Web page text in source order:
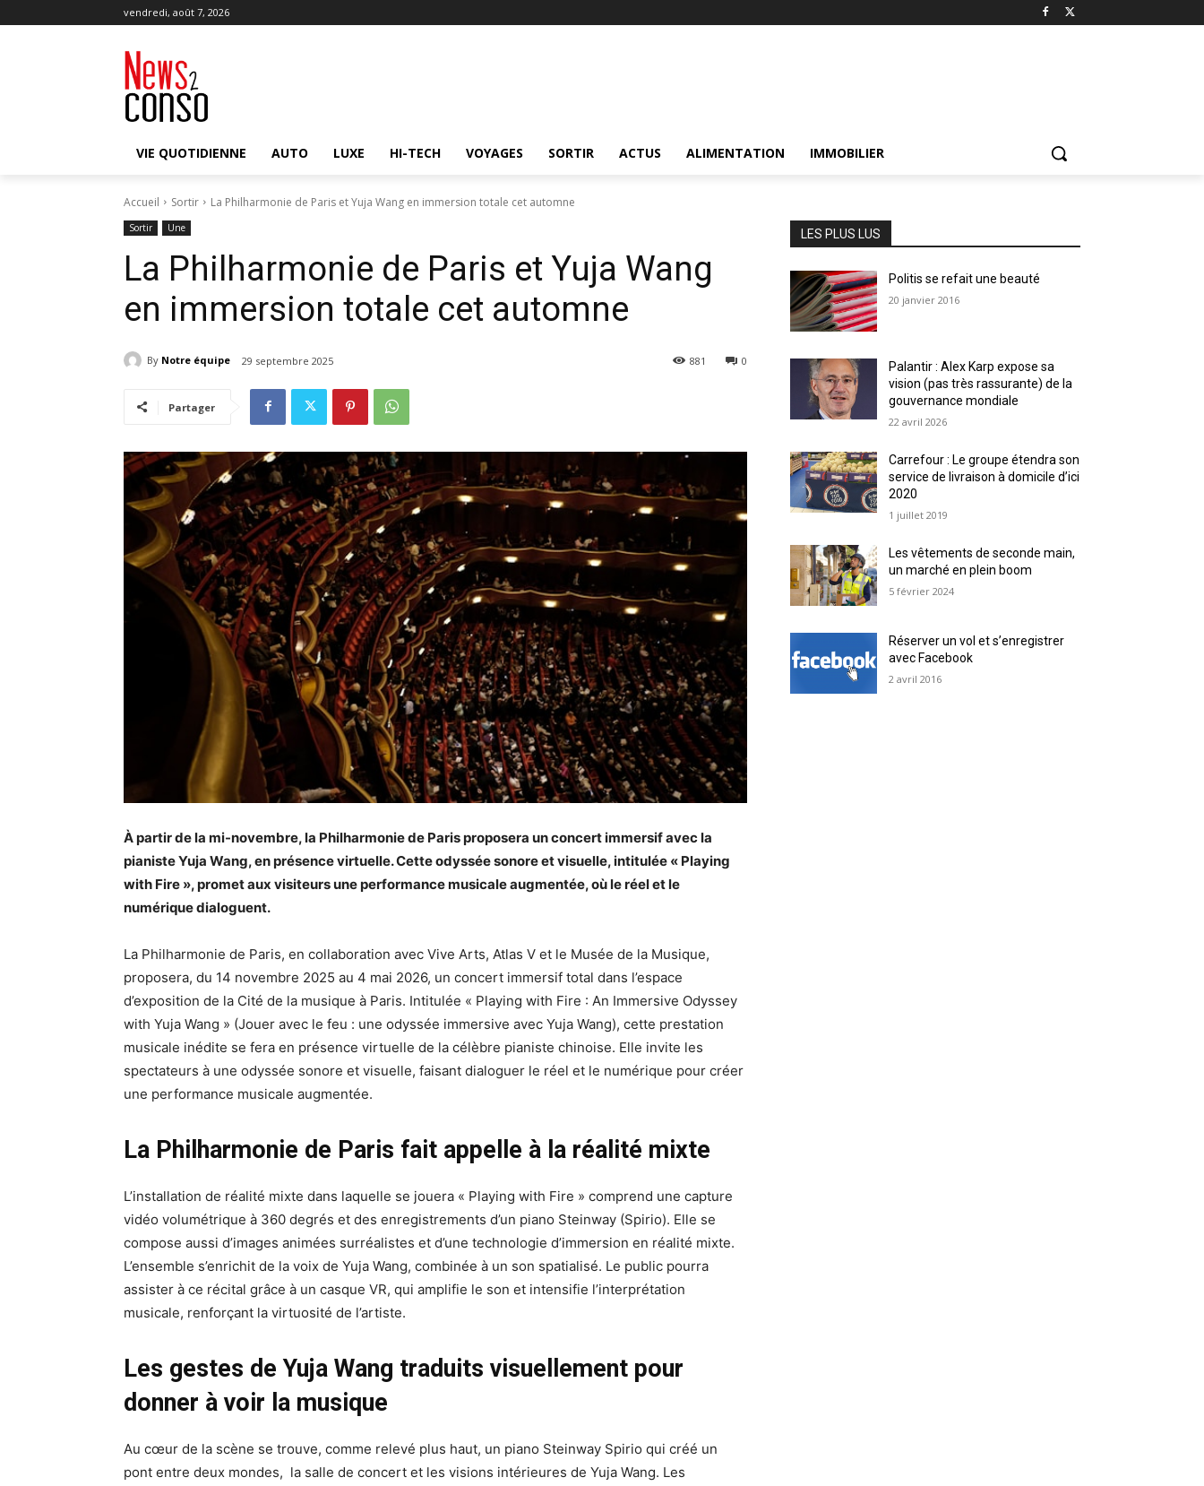
vendredi, août 7, 2026
VIE QUOTIDIENNE AUTO LUXE HI-TECH VOYAGES SORTIR ACTUS ALIMENTATION IMMOBILIER
Accueil Sortir La Philharmonie de Paris et Yuja Wang en immersion totale cet automne
Sortir Une
La Philharmonie de Paris et Yuja Wang
en immersion totale cet automne
By Notre équipe 29 septembre 2025 0
881
Partager
À partir de la mi-novembre, la Philharmonie de Paris proposera un concert immersif avec la
pianiste Yuja Wang, en présence virtuelle. Cette odyssée sonore et visuelle, intitulée « Playing
with Fire », promet aux visiteurs une performance musicale augmentée, où le réel et le
numérique dialoguent.
La Philharmonie de Paris, en collaboration avec Vive Arts, Atlas V et le Musée de la Musique,
proposera, du 14 novembre 2025 au 4 mai 2026, un concert immersif total dans l’espace
d’exposition de la Cité de la musique à Paris. Intitulée « Playing with Fire : An Immersive Odyssey
with Yuja Wang » (Jouer avec le feu : une odyssée immersive avec Yuja Wang), cette prestation
musicale inédite se fera en présence virtuelle de la célèbre pianiste chinoise. Elle invite les
spectateurs à une odyssée sonore et visuelle, faisant dialoguer le réel et le numérique pour créer
une performance musicale augmentée.
La Philharmonie de Paris fait appelle à la réalité mixte
L’installation de réalité mixte dans laquelle se jouera « Playing with Fire » comprend une capture
vidéo volumétrique à 360 degrés et des enregistrements d’un piano Steinway (Spirio). Elle se
compose aussi d’images animées surréalistes et d’une technologie d’immersion en réalité mixte.
L’ensemble s’enrichit de la voix de Yuja Wang, combinée à un son spatialisé. Le public pourra
assister à ce récital grâce à un casque VR, qui amplifie le son et intensifie l’interprétation
musicale, renforçant la virtuosité de l’artiste.
Les gestes de Yuja Wang traduits visuellement pour
donner à voir la musique
Au cœur de la scène se trouve, comme relevé plus haut, un piano Steinway Spirio qui créé un
pont entre deux mondes, la salle de concert et les visions intérieures de Yuja Wang. Les
LES PLUS LUS
Politis se refait une beauté
20 janvier 2016
Palantir : Alex Karp expose sa
vision (pas très rassurante) de la
gouvernance mondiale
22 avril 2026
Carrefour : Le groupe étendra son
service de livraison à domicile d’ici
2020
1 juillet 2019
Les vêtements de seconde main,
un marché en plein boom
5 février 2024
Réserver un vol et s’enregistrer
avec Facebook
2 avril 2016